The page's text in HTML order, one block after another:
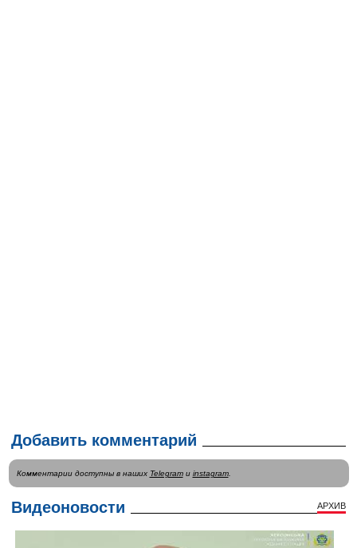
Добавить комментарий
Комментарии доступны в наших Telegramи instagram.
Видеоновости АРХИВ